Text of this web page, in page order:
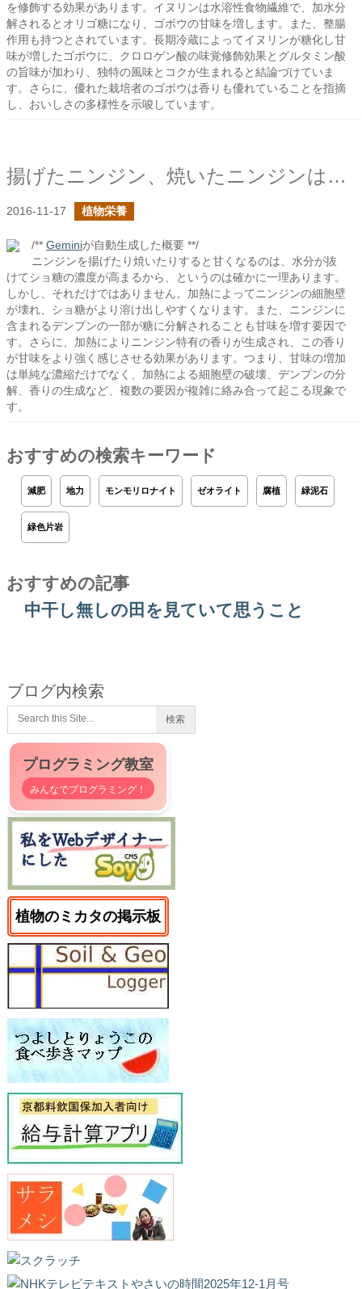
を修飾する効果があります。イヌリンは水溶性食物繊維で、加水分
解されるとオリゴ糖になり、ゴボウの甘味を増します。また、整腸
作用も持つとされています。長期冷蔵によってイヌリンが糖化し甘
味が増したゴボウに、クロロゲン酸の味覚修飾効果とグルタミン酸
の旨味が加わり、独特の風味とコクが生まれると結論づけていま
す。さらに、優れた栽培者のゴボウは香りも優れていることを指摘
し、おいしさの多様性を示唆しています。
揚げたニンジン、焼いたニンジンはなぜこんなにも甘いのだろう？
2016-11-17 植物栄養
/** Geminiが自動生成した概要 **/
ニンジンを揚げたり焼いたりすると甘くなるのは、水分が抜
けてショ糖の濃度が高まるから、というのは確かに一理あります。
しかし、それだけではありません。加熱によってニンジンの細胞壁
が壊れ、ショ糖がより溶け出しやすくなります。また、ニンジンに
含まれるデンプンの一部が糖に分解されることも甘味を増す要因で
す。さらに、加熱によりニンジン特有の香りが生成され、この香り
が甘味をより強く感じさせる効果があります。つまり、甘味の増加
は単純な濃縮だけでなく、加熱による細胞壁の破壊、デンプンの分
解、香りの生成など、複数の要因が複雑に絡み合って起こる現象で
す。
おすすめの検索キーワード
減肥 地力 モンモリロナイト ゼオライト 腐植 緑泥石
緑色片岩
おすすめの記事
中干し無しの田を見ていて思うこと
ブログ内検索
プログラミング教室
みんなでプログラミング！
植物のミカタの掲示板